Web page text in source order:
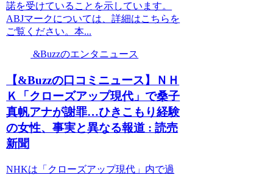
諾を受けていることを示しています。
ABJマークについては、詳細はこちらを
ご覧ください。本...
&Buzzのエンタニュース
【&Buzzの口コミニュース】ＮＨ
Ｋ「クローズアップ現代」で桑子
真帆アナが謝罪…ひきこもり経験
の女性、事実と異なる報道 : 読売
新聞
NHKは「クローズアップ現代」内で過